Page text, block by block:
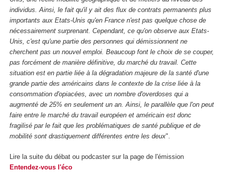
individus. Ainsi, le fait qu'il y ait des flux de contrats permanents plus
importants aux Etats-Unis qu'en France n'est pas quelque chose de
nécessairement surprenant. Cependant, ce qu'on observe aux Etats-
Unis, c'est qu'une partie des personnes qui démissionnent ne
cherchent pas un nouvel emploi. Beaucoup font le choix de se couper,
pas forcément de manière définitive, du marché du travail. Cette
situation est en partie liée à la dégradation majeure de la santé d'une
grande partie des américains dans le contexte de la crise liée à la
consommation d'opiacées, avec un nombre d'overdoses qui a
augmenté de 25% en seulement un an. Ainsi, le parallèle que l'on peut
faire entre le marché du travail européen et américain est donc
fragilisé par le fait que les problématiques de santé publique et de
mobilité sont drastiquement différentes entre les deux".
Lire la suite du débat ou podcaster sur la page de l'émission
Entendez-vous l'éco